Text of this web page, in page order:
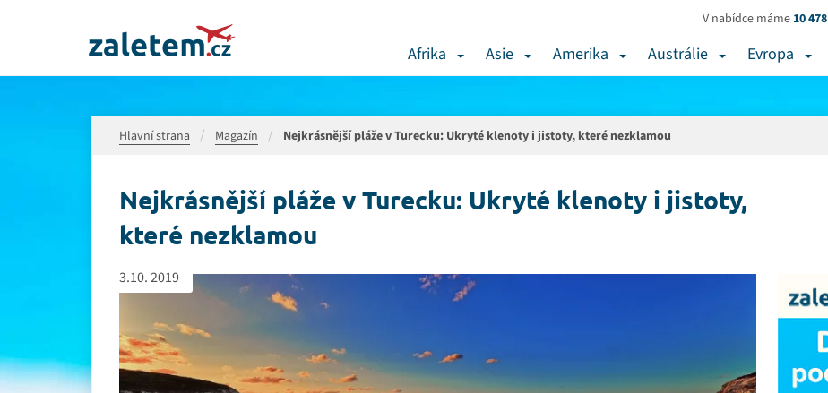
V nabídce máme 10 478
Afrika Asie Amerika Austrálie Evropa
Hlavní strana Magazín Nejkrásnější pláže v Turecku: Ukryté klenoty i jistoty, které nezklamou
Nejkrásnější pláže v Turecku: Ukryté klenoty i jistoty,
které nezklamou
3.10. 2019